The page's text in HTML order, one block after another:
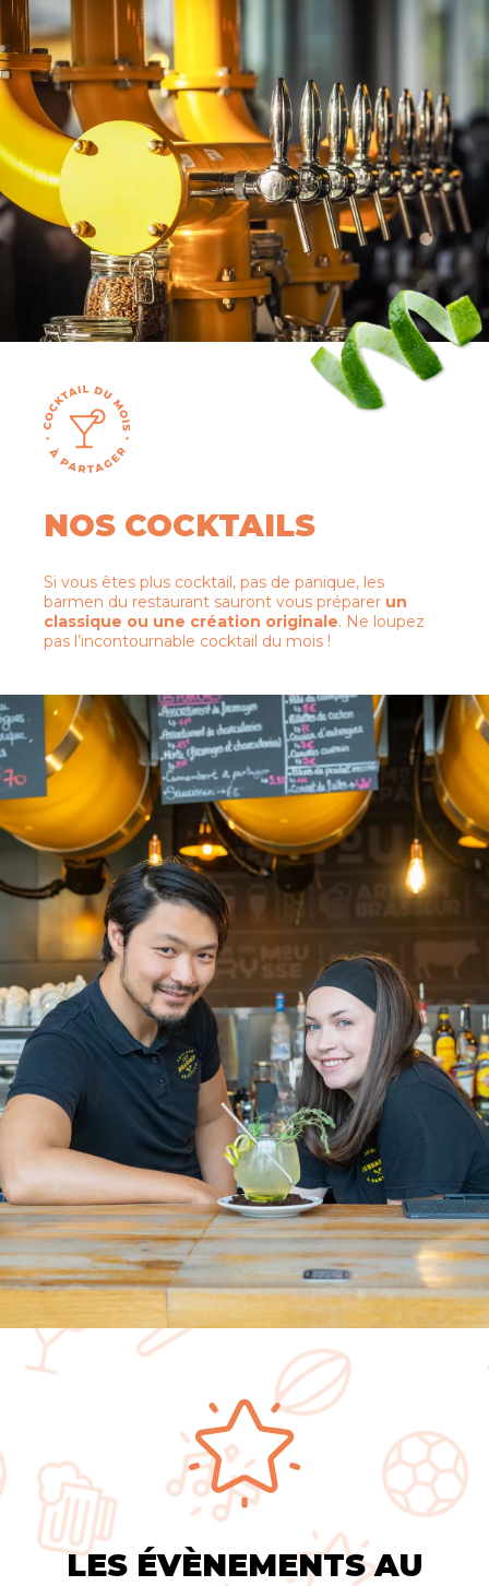
NOS COCKTAILS
Si vous êtes plus cocktail, pas de panique, les
barmen du restaurant sauront vous préparer un
classique ou une création originale. Ne loupez
pas l’incontournable cocktail du mois !
LES ÉVÈNEMENTS AU